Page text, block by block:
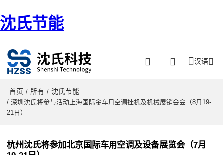
沈氏节能
汉语
首页 / 所有 / 沈氏节能
/ 深圳沈氏将参与活动上海国际金车用空调挂机及机械展销会会（8月19-
21日）
杭州沈氏将参加北京国际车用空调及设备展览会（7月